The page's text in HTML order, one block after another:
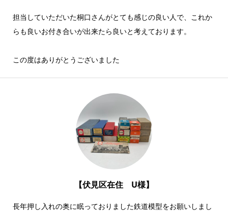
担当していただいた桐口さんがとても感じの良い人で、これか
らも良いお付き合いが出来たら良いと考えております。
この度はありがとうございました
【伏見区在住 U様】
長年押し入れの奥に眠っておりました鉄道模型をお願いしまし